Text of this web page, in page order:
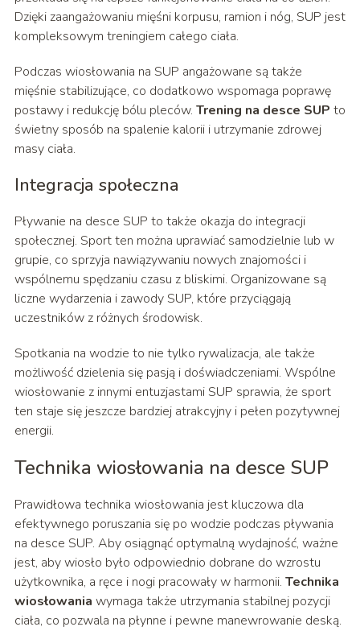
Dzięki zaangażowaniu mięśni korpusu, ramion i nóg, SUP jest
kompleksowym treningiem całego ciała.
Podczas wiosłowania na SUP angażowane są także
mięśnie stabilizujące, co dodatkowo wspomaga poprawę
postawy i redukcję bólu pleców. Trening na desce SUP to
świetny sposób na spalenie kalorii i utrzymanie zdrowej
masy ciała.
Integracja społeczna
Pływanie na desce SUP to także okazja do integracji
społecznej. Sport ten można uprawiać samodzielnie lub w
grupie, co sprzyja nawiązywaniu nowych znajomości i
wspólnemu spędzaniu czasu z bliskimi. Organizowane są
liczne wydarzenia i zawody SUP, które przyciągają
uczestników z różnych środowisk.
Spotkania na wodzie to nie tylko rywalizacja, ale także
możliwość dzielenia się pasją i doświadczeniami. Wspólne
wiosłowanie z innymi entuzjastami SUP sprawia, że sport
ten staje się jeszcze bardziej atrakcyjny i pełen pozytywnej
energii.
Technika wiosłowania na desce SUP
Prawidłowa technika wiosłowania jest kluczowa dla
efektywnego poruszania się po wodzie podczas pływania
na desce SUP. Aby osiągnąć optymalną wydajność, ważne
jest, aby wiosło było odpowiednio dobrane do wzrostu
użytkownika, a ręce i nogi pracowały w harmonii. Technika
wiosłowania wymaga także utrzymania stabilnej pozycji
ciała, co pozwala na płynne i pewne manewrowanie deską.